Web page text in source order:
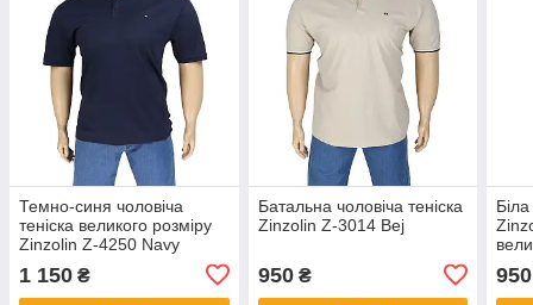
Темно-синя чоловіча
теніска великого розміру
Zinzolin Z-4250 Navy
1 150 ₴
Батальна чоловіча теніска
Zinzolin Z-3014 Bej
950₴ 950